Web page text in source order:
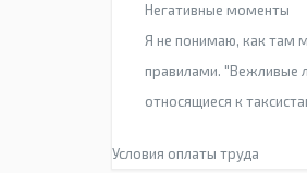
Негативные моменты
Я не понимаю, как там
правилами. "Вежливые
относящиеся к
Условия оплаты труда